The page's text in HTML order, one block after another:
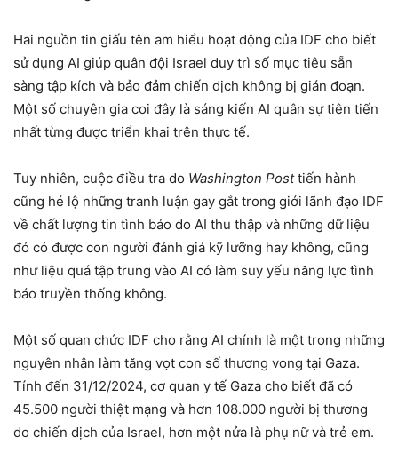
Hai nguồn tin giấu tên am hiểu hoạt động của IDF cho biết
sử dụng AI giúp quân đội Israel duy trì số mục tiêu sẵn
sàng tập kích và bảo đảm chiến dịch không bị gián đoạn.
Một số chuyên gia coi đây là sáng kiến AI quân sự tiên tiến
nhất từng được triển khai trên thực tế.
Tuy nhiên, cuộc điều tra do Washington Posttiến hành
cũng hé lộ những tranh luận gay gắt trong giới lãnh đạo IDF
về chất lượng tin tình báo do AI thu thập và những dữ liệu
đó có được con người đánh giá kỹ lưỡng hay không, cũng
như liệu quá tập trung vào AI có làm suy yếu năng lực tình
báo truyền thống không.
Một số quan chức IDF cho rằng AI chính là một trong những
nguyên nhân làm tăng vọt con số thương vong tại Gaza.
Tính đến 31/12/2024, cơ quan y tế Gaza cho biết đã có
45.500 người thiệt mạng và hơn 108.000 người bị thương
do chiến dịch của Israel, hơn một nửa là phụ nữ và trẻ em.